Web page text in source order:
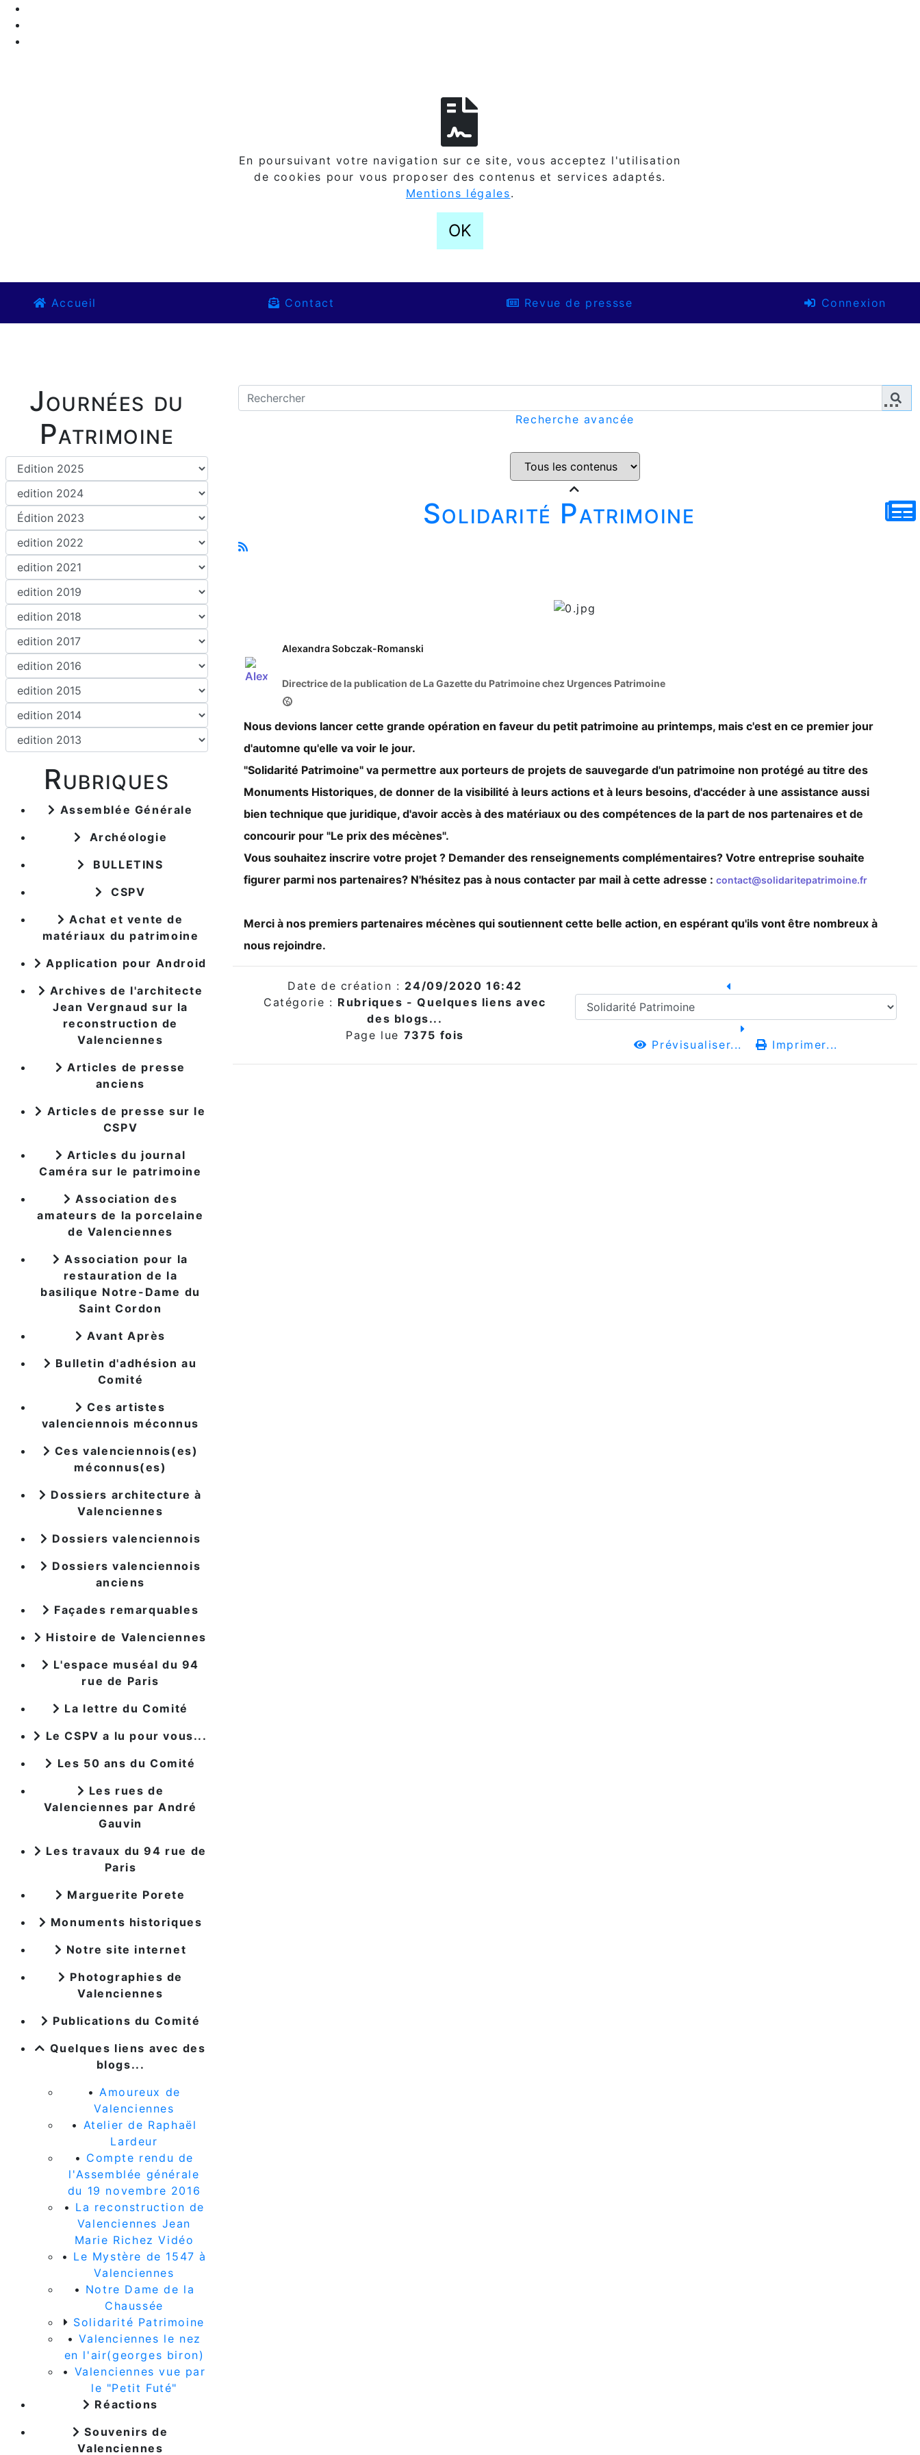
En poursuivant votre navigation sur ce site, vous acceptez l'utilisation
de cookies pour vous proposer des contenus et services adaptés.
Mentions légales.
OK
Accueil Contact Revue de pressse Connexion
Journées du
Patrimoine
Rubriques
Assemblée Générale
Archéologie
BULLETINS
CSPV
Achat et vente de
matériaux du patrimoine
Application pour Android
Archives de l'architecte
Jean Vergnaud sur la
reconstruction de
Valenciennes
Articles de presse
anciens
Articles de presse sur le
CSPV
Articles du journal
Caméra sur le patrimoine
Association des
amateurs de la porcelaine
de Valenciennes
Association pour la
restauration de la
basilique Notre-Dame du
Saint Cordon
Avant Après
Bulletin d'adhésion au
Comité
Ces artistes
valenciennois méconnus
Ces valenciennois(es)
méconnus(es)
Dossiers architecture à
Valenciennes
Dossiers valenciennois
Dossiers valenciennois
anciens
Façades remarquables
Histoire de Valenciennes
L'espace muséal du 94
rue de Paris
La lettre du Comité
Le CSPV a lu pour vous...
Les 50 ans du Comité
Les rues de
Valenciennes par André
Gauvin
Les travaux du 94 rue de
Paris
Marguerite Porete
Monuments historiques
Notre site internet
Photographies de
Valenciennes
Publications du Comité
Quelques liens avec des
blogs...
•Amoureux de
Valenciennes
• Atelier de Raphaël
Lardeur
• Compte rendu de
l'Assemblée générale
du 19 novembre 2016
• La reconstruction de
Valenciennes Jean
Marie Richez Vidéo
• Le Mystère de 1547 à
Valenciennes
• Notre Dame de la
Chaussée
Solidarité Patrimoine
•Valenciennes le nez
en l'air(georges biron)
• Valenciennes vue par
le "Petit Futé"
Réactions
Souvenirs de
Valenciennes
Recherche avancée
Solidarité Patrimoine
Le statut est accessible
Alexandra Sobczak-Romanski
Directrice de la publication de La Gazette du Patrimoine chez Urgences Patrimoine
Nous devions lancer cette grande opération en faveur du petit patrimoine au printemps, mais c'est en ce premier jour
d'automne qu'elle va voir le jour.
"Solidarité Patrimoine" va permettre aux porteurs de projets de sauvegarde d'un patrimoine non protégé au titre des
Monuments Historiques, de donner de la visibilité à leurs actions et à leurs besoins, d'accéder à une assistance aussi
bien technique que juridique, d'avoir accès à des matériaux ou des compétences de la part de nos partenaires et de
concourir pour "Le prix des mécènes".
Vous souhaitez inscrire votre projet ? Demander des renseignements complémentaires? Votre entreprise souhaite
figurer parmi nos partenaires? N'hésitez pas à nous contacter par mail à cette adresse : contact@solidaritepatrimoine.fr
Merci à nos premiers partenaires mécènes qui soutiennent cette belle action, en espérant qu'ils vont être nombreux à
nous rejoindre.
Date de création : 24/09/2020 16:42
Catégorie : Rubriques - Quelques liens avec
des blogs...
Page lue 7375 fois
Prévisualiser... Imprimer...